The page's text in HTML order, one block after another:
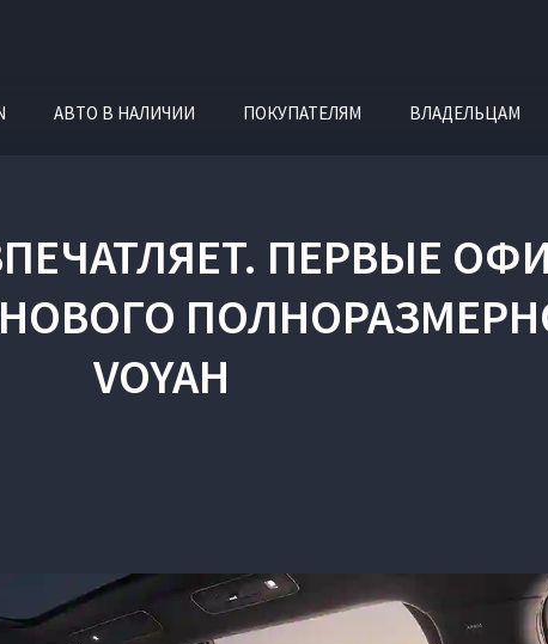
АВТО В НАЛИЧИИ ПОКУПАТЕЛЯМ ВЛАДЕЛЬЦАМ
ПЕРВЫЕ
VOYAH